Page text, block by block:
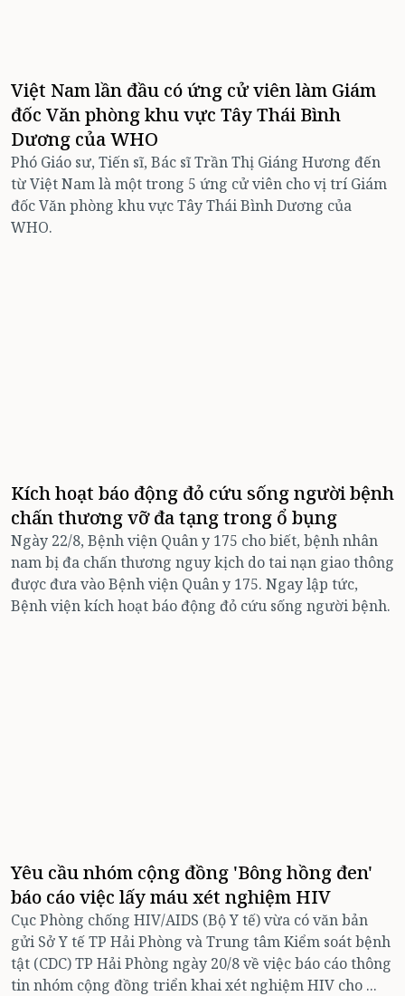
Việt Nam lần đầu có ứng cử viên làm Giám
đốc Văn phòng khu vực Tây Thái Bình
Dương của WHO
Phó Giáo sư, Tiến sĩ, Bác sĩ Trần Thị Giáng Hương đến
từ Việt Nam là một trong 5 ứng cử viên cho vị trí Giám
đốc Văn phòng khu vực Tây Thái Bình Dương của
WHO.
Kích hoạt báo động đỏ cứu sống người bệnh
chấn thương vỡ đa tạng trong ổ bụng
Ngày 22/8, Bệnh viện Quân y 175 cho biết, bệnh nhân
nam bị đa chấn thương nguy kịch do tai nạn giao thông
được đưa vào Bệnh viện Quân y 175. Ngay lập tức,
Bệnh viện kích hoạt báo động đỏ cứu sống người bệnh.
Yêu cầu nhóm cộng đồng 'Bông hồng đen'
báo cáo việc lấy máu xét nghiệm HIV
Cục Phòng chống HIV/AIDS (Bộ Y tế) vừa có văn bản
gửi Sở Y tế TP Hải Phòng và Trung tâm Kiểm soát bệnh
tật (CDC) TP Hải Phòng ngày 20/8 về việc báo cáo thông
tin nhóm cộng đồng triển khai xét nghiệm HIV cho ...